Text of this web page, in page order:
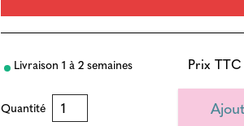
Livraison 1 à 2 semaines Prix TTC
Quantité